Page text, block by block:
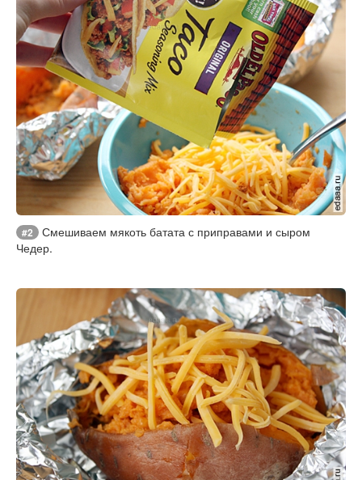
#2
Смешиваем мякоть батата с приправами и сыром
Чедер.